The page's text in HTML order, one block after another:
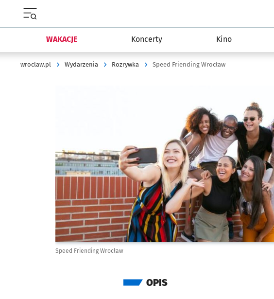
WAKACJE Koncerty Kino
wroclaw.pl Wydarzenia Rozrywka Speed Friending Wrocław
Speed Friending Wrocław
OPIS